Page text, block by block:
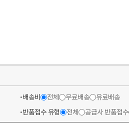
배송비 전체 무료배송
유료배송
반품접수 유형 전체 공급사 반품접수